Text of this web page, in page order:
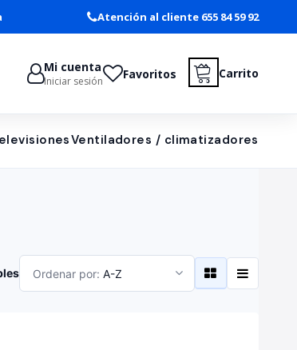
Atención al cliente 655 84 59 92
Mi cuenta
Iniciar sesión Favoritos Carrito
Ventiladores / climatizadores
Ordenar por: A-Z